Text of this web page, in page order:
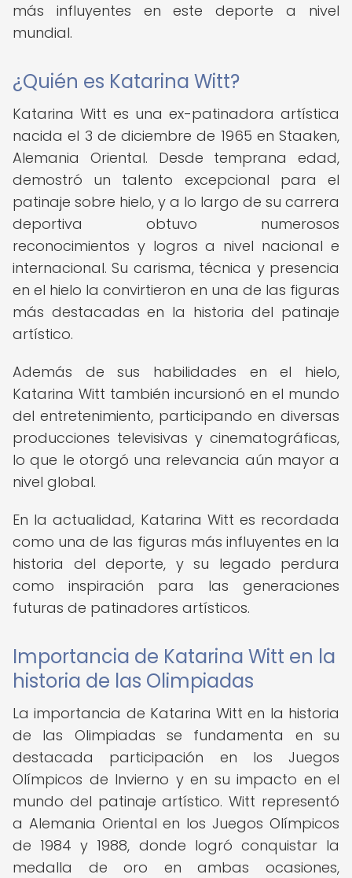
más influyentes en este deporte a nivel
mundial.
¿Quién es Katarina Witt?
Katarina Witt es una ex-patinadora artística
nacida el 3 de diciembre de 1965 en Staaken,
Alemania Oriental. Desde temprana edad,
demostró un talento excepcional para el
patinaje sobre hielo, y a lo largo de su carrera
deportiva obtuvo numerosos
reconocimientos y logros a nivel nacional e
internacional. Su carisma, técnica y presencia
en el hielo la convirtieron en una de las figuras
más destacadas en la historia del patinaje
artístico.
Además de sus habilidades en el hielo,
Katarina Witt también incursionó en el mundo
del entretenimiento, participando en diversas
producciones televisivas y cinematográficas,
lo que le otorgó una relevancia aún mayor a
nivel global.
En la actualidad, Katarina Witt es recordada
como una de las figuras más influyentes en la
historia del deporte, y su legado perdura
como inspiración para las generaciones
futuras de patinadores artísticos.
Importancia de Katarina Witt en la
historia de las Olimpiadas
La importancia de Katarina Witt en la historia
de las Olimpiadas se fundamenta en su
destacada participación en los Juegos
Olímpicos de Invierno y en su impacto en el
mundo del patinaje artístico. Witt representó
a Alemania Oriental en los Juegos Olímpicos
de 1984 y 1988, donde logró conquistar la
medalla de oro en ambas ocasiones,